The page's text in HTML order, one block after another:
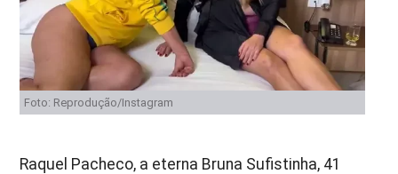
Foto: Reprodução/Instagram
Raquel Pacheco, a eterna Bruna Sufistinha, 41